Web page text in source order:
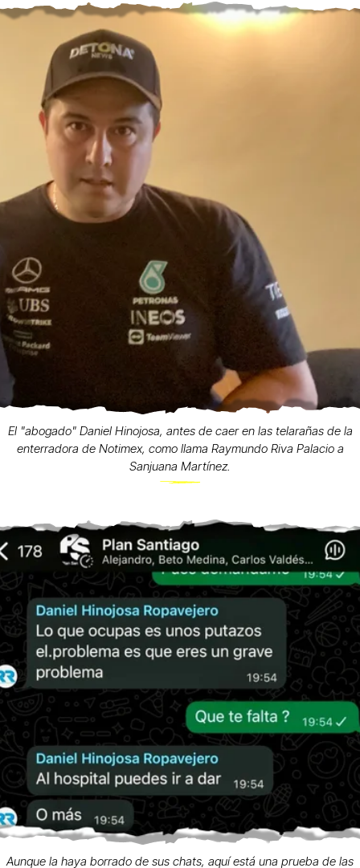
El "abogado" Daniel Hinojosa, antes de caer en las telarañas de la
enterradora de Notimex, como llama Raymundo Riva Palacio a
Sanjuana Martínez.
Aunque la haya borrado de sus chats, aquí está una prueba de las